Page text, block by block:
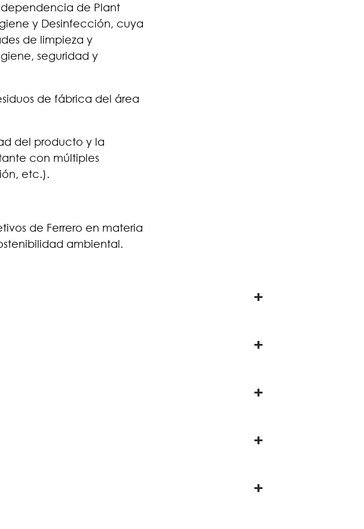
dependencia de Plant
y Desinfección, cuya
de limpieza y
seguridad y
de fábrica del área
del producto y la
con múltiples
etc.).
de Ferrero en materia
ambiental.